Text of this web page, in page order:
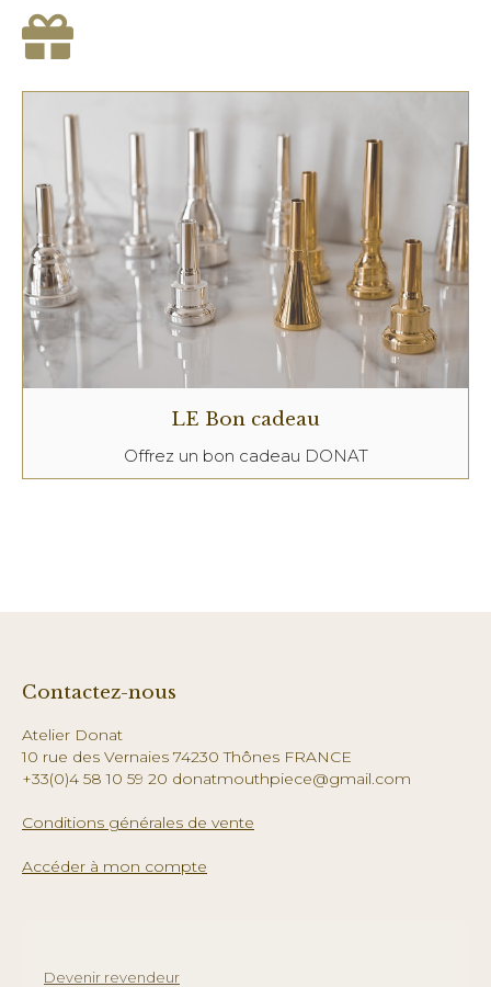
LE Bon cadeau
Offrez un bon cadeau DONAT
Contactez-nous
Atelier Donat
10 rue des Vernaies 74230 Thônes FRANCE
+33(0)4 58 10 59 20 donatmouthpiece@gmail.com
Conditions générales de vente
Accéder à mon compte
Devenir revendeur